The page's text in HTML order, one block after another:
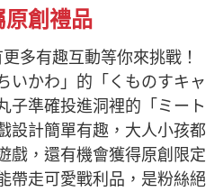
創禮品
多有趣互動等你來挑戰！
いかわ」的「くものすキャ
子準確投進洞裡的「ミート
設計簡單有趣，大人小孩都
戲，還有機會獲得原創限定
帶走可愛戰利品，是粉絲絕